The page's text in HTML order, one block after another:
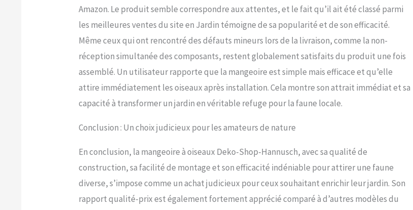
Amazon. Le produit semble correspondre aux attentes, et le fait qu’il ait été classé parmi
les meilleures ventes du site en Jardin témoigne de sa popularité et de son efficacité.
Même ceux qui ont rencontré des défauts mineurs lors de la livraison, comme la non-
réception simultanée des composants, restent globalement satisfaits du produit une fois
assemblé. Un utilisateur rapporte que la mangeoire est simple mais efficace et qu’elle
attire immédiatement les oiseaux après installation. Cela montre son attrait immédiat et sa
capacité à transformer un jardin en véritable refuge pour la faune locale.
Conclusion : Un choix judicieux pour les amateurs de nature
En conclusion, la mangeoire à oiseaux Deko-Shop-Hannusch, avec sa qualité de
construction, sa facilité de montage et son efficacité indéniable pour attirer une faune
diverse, s’impose comme un achat judicieux pour ceux souhaitant enrichir leur jardin. Son
rapport qualité-prix est également fortement apprécié comparé à d’autres modèles du